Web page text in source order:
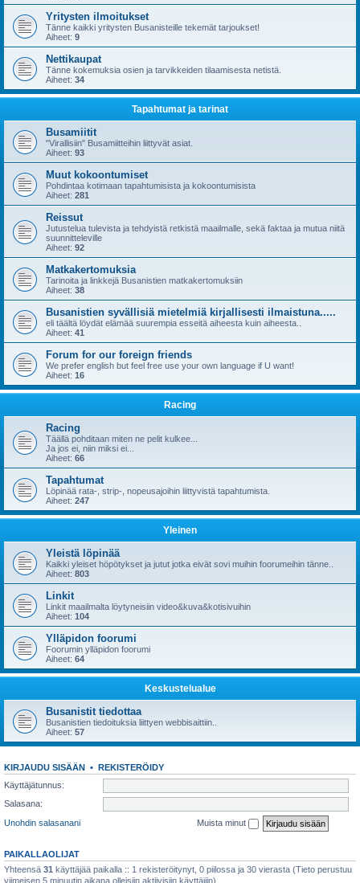
Yritysten ilmoitukset
Tänne kaikki yritysten Busanisteille tekemät tarjoukset!
Aiheet: 9
Nettikaupat
Tänne kokemuksia osien ja tarvikkeiden tilaamisesta netistä.
Aiheet: 34
Tapahtumat ja tarinat
Busamiitit
"Virallisiin" Busamiitteihin liittyvät asiat.
Aiheet: 93
Muut kokoontumiset
Pohdintaa kotimaan tapahtumisista ja kokoontumisista
Aiheet: 281
Reissut
Jutustelua tulevista ja tehdyistä retkistä maailmalle, sekä faktaa ja mutua niitä
suunnitteleville
Aiheet: 92
Matkakertomuksia
Tarinoita ja linkkejä Busanistien matkakertomuksiin
Aiheet: 38
Busanistien syvällisiä mietelmiä kirjallisesti ilmaistuna.....
eli täältä löydät elämää suurempia esseitä aiheesta kuin aiheesta..
Aiheet: 41
Forum for our foreign friends
We prefer english but feel free use your own language if U want!
Aiheet: 16
Racing
Racing
Täällä pohditaan miten ne pelit kulkee...
Ja jos ei, niin miksi ei...
Aiheet: 66
Tapahtumat
Löpinää rata-, strip-, nopeusajoihin liittyvistä tapahtumista.
Aiheet: 247
Yleinen
Yleistä löpinää
Kaikki yleiset höpötykset ja jutut jotka eivät sovi muihin foorumeihin tänne..
Aiheet: 803
Linkit
Linkit maailmalta löytyneisiin video&kuva&kotisivuihin
Aiheet: 104
Ylläpidon foorumi
Foorumin ylläpidon foorumi
Aiheet: 64
Keskustelualue
Busanistit tiedottaa
Busanistien tiedoituksia liittyen webbisaittiin..
Aiheet: 57
KIRJAUDU SISÄÄN • REKISTERÖIDY
Käyttäjätunnus:
Salasana:
Unohdin salasanani
Muista minut
PAIKALLAOLIJAT
Yhteensä 31 käyttäjää paikalla :: 1 rekisteröitynyt, 0 piilossa ja 30 vierasta (Tieto perustuu
viimeisen 5 minuutin aikana olleisiin aktiivisiin käyttäjiin)